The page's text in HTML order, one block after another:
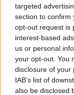
targeted
section to confirm
opt-out request is
interest-based
us or personal
your opt-out. You
disclosure of your
IAB’s list of
also be disclosed
pontos szintet.
A brazil tőzsde
szerepet játszott,
feljebb miután a
negyedéves
hatással voltak
kedvelté váló